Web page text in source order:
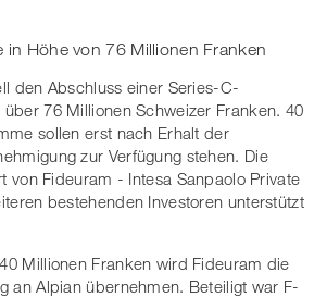
in Höhe von 76 Millionen Franken
den Abschluss einer Series-C-
über 76 Millionen Schweizer Franken. 40
sollen erst nach Erhalt der
zur Verfügung stehen. Die
von Fideuram - Intesa Sanpaolo Private
bestehenden Investoren unterstützt
Millionen Franken wird Fideuram die
an Alpian übernehmen. Beteiligt war F-